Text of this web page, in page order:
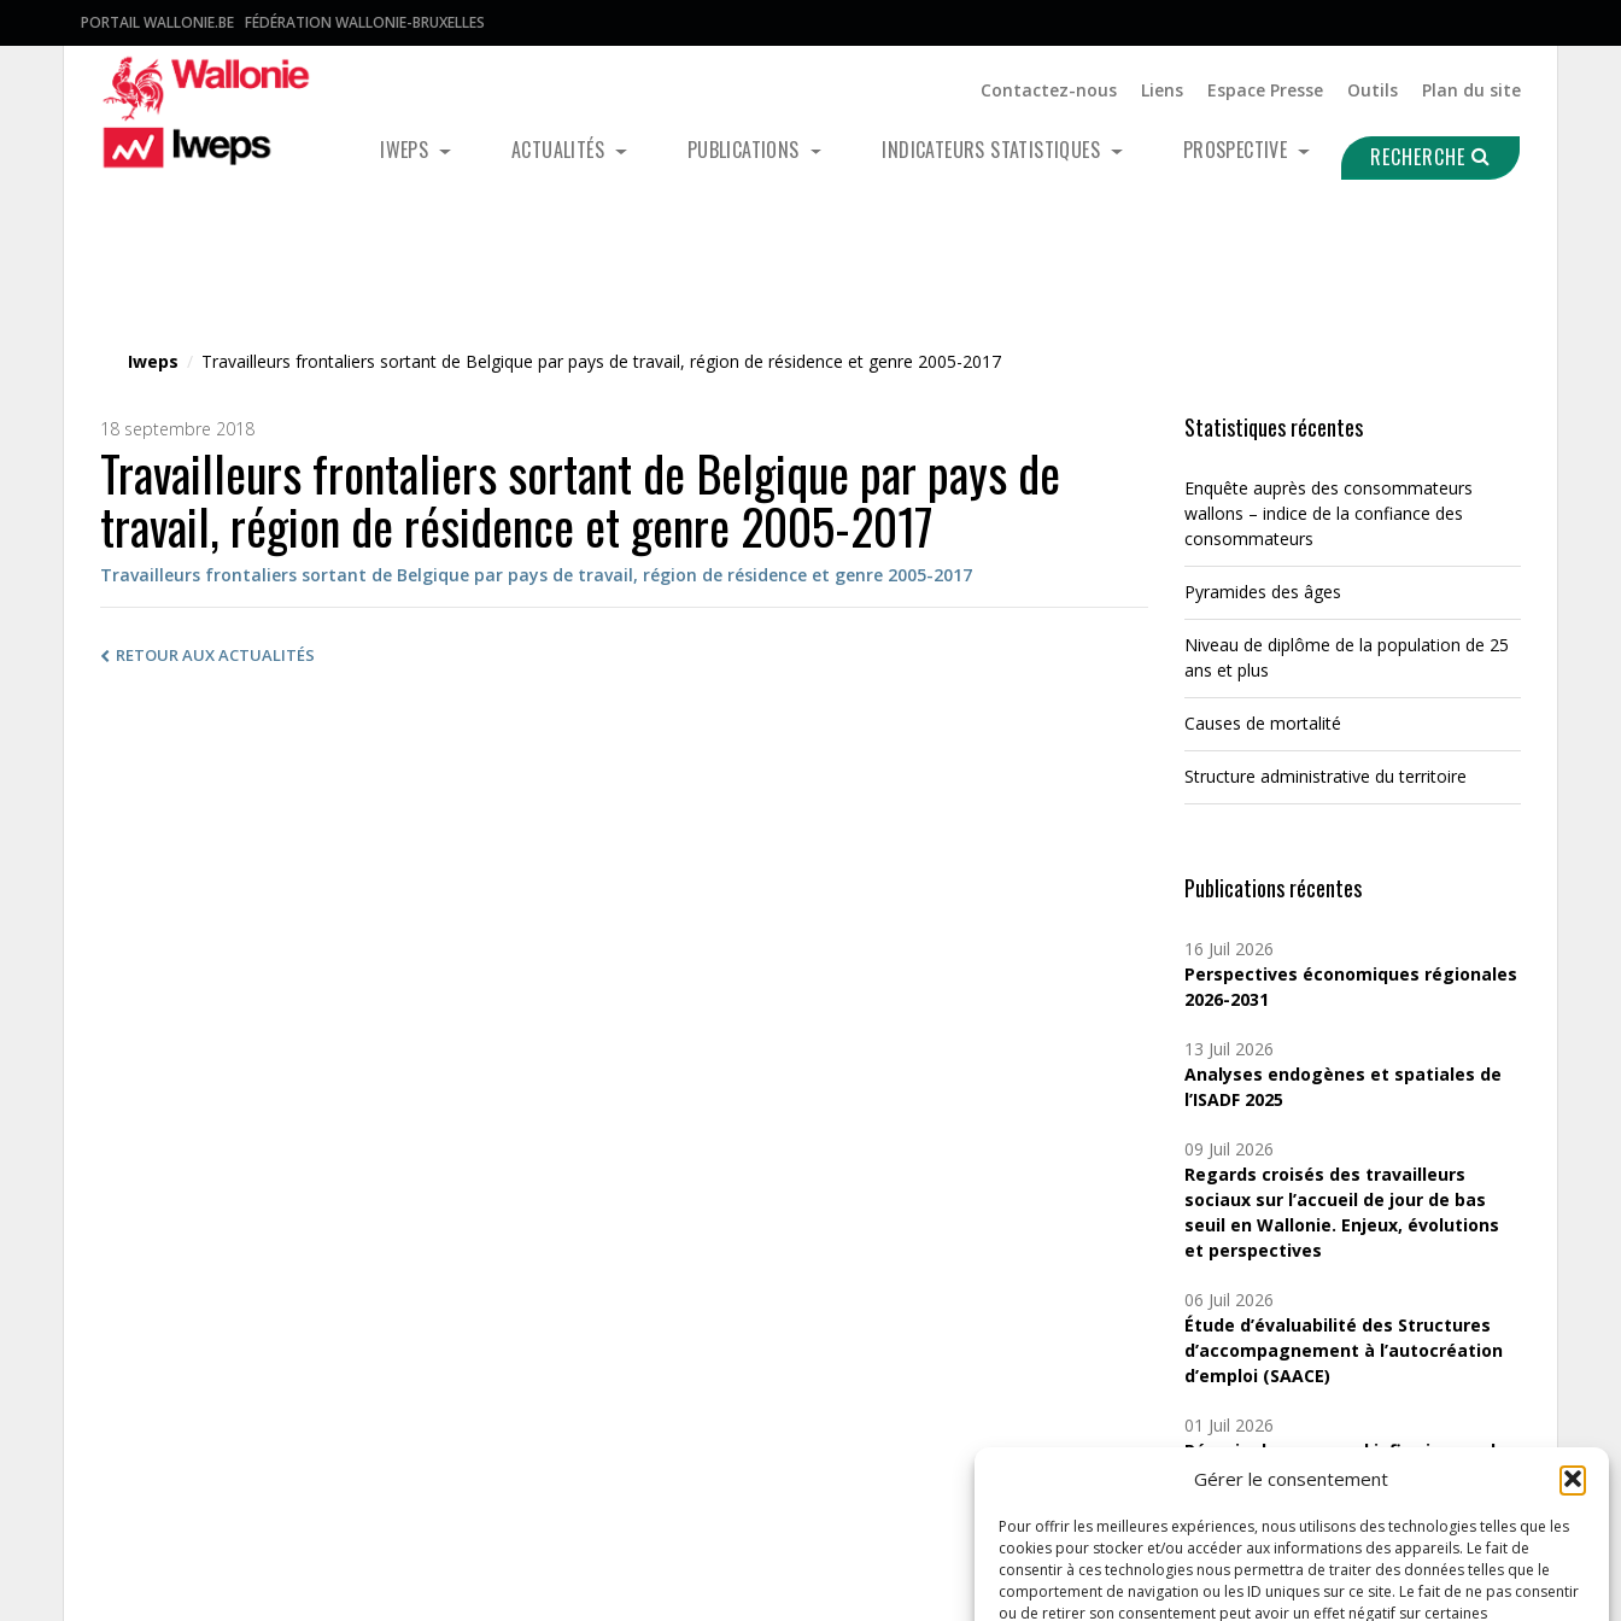
Gérer le consentement
Pour offrir les meilleures expériences, nous utilisons des technologies telles que les
cookies pour stocker et/ou accéder aux informations des appareils. Le fait de
consentir à ces technologies nous permettra de traiter des données telles que le
comportement de navigation ou les ID uniques sur ce site. Le fait de ne pas consentir
ou de retirer son consentement peut avoir un effet négatif sur certaines
PORTAIL WALLONIE.BE FÉDÉRATION WALLONIE-BRUXELLES
Contactez-nous Liens Espace Presse Outils Plan du site
IWEPS ACTUALITÉS PUBLICATIONS INDICATEURS STATISTIQUES PROSPECTIVE RECHERCHE
Iweps / Travailleurs frontaliers sortant de Belgique par pays de travail, région de résidence et genre 2005-2017
18 septembre 2018
Travailleurs frontaliers sortant de Belgique par pays de
travail, région de résidence et genre 2005-2017
Travailleurs frontaliers sortant de Belgique par pays de travail, région de résidence et genre 2005-2017
RETOUR AUX ACTUALITÉS
Statistiques récentes
Enquête auprès des consommateurs
wallons – indice de la confiance des
consommateurs
Pyramides des âges
Niveau de diplôme de la population de 25
ans et plus
Causes de mortalité
Structure administrative du territoire
Publications récentes
16 Juil 2026
Perspectives économiques régionales
2026-2031
13 Juil 2026
Analyses endogènes et spatiales de
l’ISADF 2025
09 Juil 2026
Regards croisés des travailleurs
sociaux sur l’accueil de jour de bas
seuil en Wallonie. Enjeux, évolutions
et perspectives
06 Juil 2026
Étude d’évaluabilité des Structures
d’accompagnement à l’autocréation
d’emploi (SAACE)
01 Juil 2026
Pénurie du personnel infirmier :quels
indicateurs d’offre de soins pour
Inscrivez-vous à notre newsletter